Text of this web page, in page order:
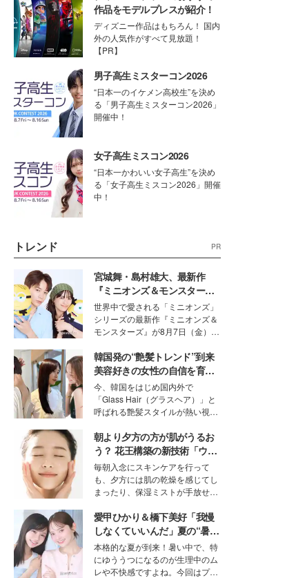
作品をモデルプレスが紹介！
ディズニー作品はもちろん！ 国内
外の人気作がすべて見放題！
【PR】
男子高生ミスターコン2026
“日本一のイケメン高校生”を決め
る「男子高生ミスターコン2026」
開催中！
女子高生ミスコン2026
“日本一かわいい女子高生”を決め
る「女子高生ミスコン2026」開催
中！
トレンド PR
宮城舞・島村雄大、最新作
『ミニオンズ＆モンスター
ズ』の魅力熱弁 ハチャメチャ
だけじゃない“友情と絆”に感
動
世界中で愛される「ミニオンズ」
シリーズの最新作『ミニオンズ＆
モンスターズ』が8月7日（金）に
ニオン好き”という共通点を持つモ
デルの宮城舞と島村雄大の特別対
談をお届け！それぞれの視点か
ら、今作ならではの魅力や予想外
の感動をもたらす奥深いストーリ
ーについて熱く語り合ってもらっ
た。
韓国発の“艶髪トレンド”到来
美容好きの女性の自信を育む
「ヘアケア事情」って？
今、韓国をはじめ国内外で
「Glass Hair（グラスヘア）」と
呼ばれる艶髪スタイルが熱い視線
ションの完成度を高めるベースと
して、“髪そのものの美しさ”に改
めて注目する人が増えている様
子。今回は、そんな憧れの艶やか
な髪を日常で叶える、美容好きの
女性たちのヘアケア事情を紹介し
ます。
朝より夕方の方が肌がうるお
う？ 花王構築の新技術「ウォ
ーターキャプチャリングスキ
ン（捕水肌）」がスキンケア
の常識を変える予感
毎朝入念にスキンケアを行って
も、夕方には肌の乾燥を感じてし
まったり、保湿ミストが手放せな
な美容の常識を大きく変える可能
性を秘めた、革新的な「Water
Capturing Skin（ウォーターキャ
プチャリングスキン：捕水肌）」
技術を、花王が構築した。
愛甲ひかり＆橋下美好「我慢
しなくていいんだ」夏の“暑さ
対策”の新しい選択肢とは？
本格的な夏が到来！暑い中で、特
にゆううつになるのが生理中のム
レや不快感ですよね。今回はプラ